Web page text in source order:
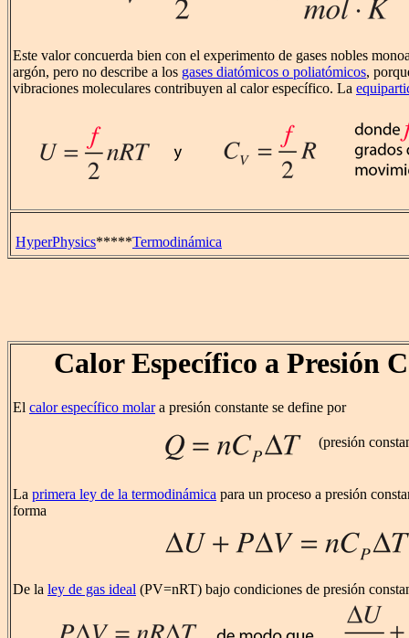
Este valor concuerda bien con el experimento de gases nobles
argón, pero no describe a los gases diatómicos o poliatómicos,
vibraciones moleculares contribuyen al calor específico. La
HyperPhysics*****Termodinámica
Calor Específico a Presión
El calor específico molara presión constante se define por
(presión
La primera ley de la termodinámica para un proceso a presión
forma
De la ley de gas ideal (PV=nRT) bajo condiciones de presión